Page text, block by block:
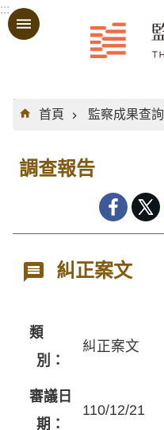
跳到主要內容區塊
:::
:::
首頁
監察成果查詢
調查報告
糾正案文
類
別：
糾正案文
審議日
期：
110/12/21